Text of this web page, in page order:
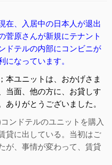
在、入居中の日本人が退出
菅原さんが新規にテナント
ドテルの内部にコンビニが
なっています。
本ユニットは、おかげさま
当面、他の方に、お貸しす
りがとうございました。
ンドテルのユニットを購入
貸に出している。当初はご
が、事情が変わって、賃貸